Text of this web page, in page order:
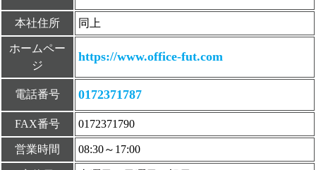
本社住所 同上
ホームペー
ジ
https://www.office-fut.com
電話番号 0172371787
FAX番号 0172371790
営業時間 08:30～17:00